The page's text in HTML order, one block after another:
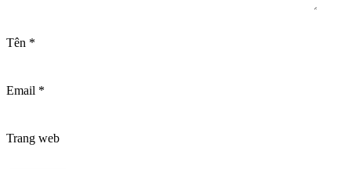
Tên *
Email *
Trang web